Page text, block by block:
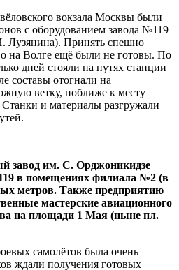
вокзала Москвы были
с оборудованием завода №119
Принять спешно
на Волге ещё были не готовы. По
дней стояли на путях станции
составы отогнали на
ветку, поближе к месту
и материалы разгружали
завод им. С. Орджоникидзе
в помещениях филиала №2 (в
метров. Также предприятию
мастерские авиационного
на площади 1 Мая (ныне пл.
самолётов была очень
ждали получения готовых